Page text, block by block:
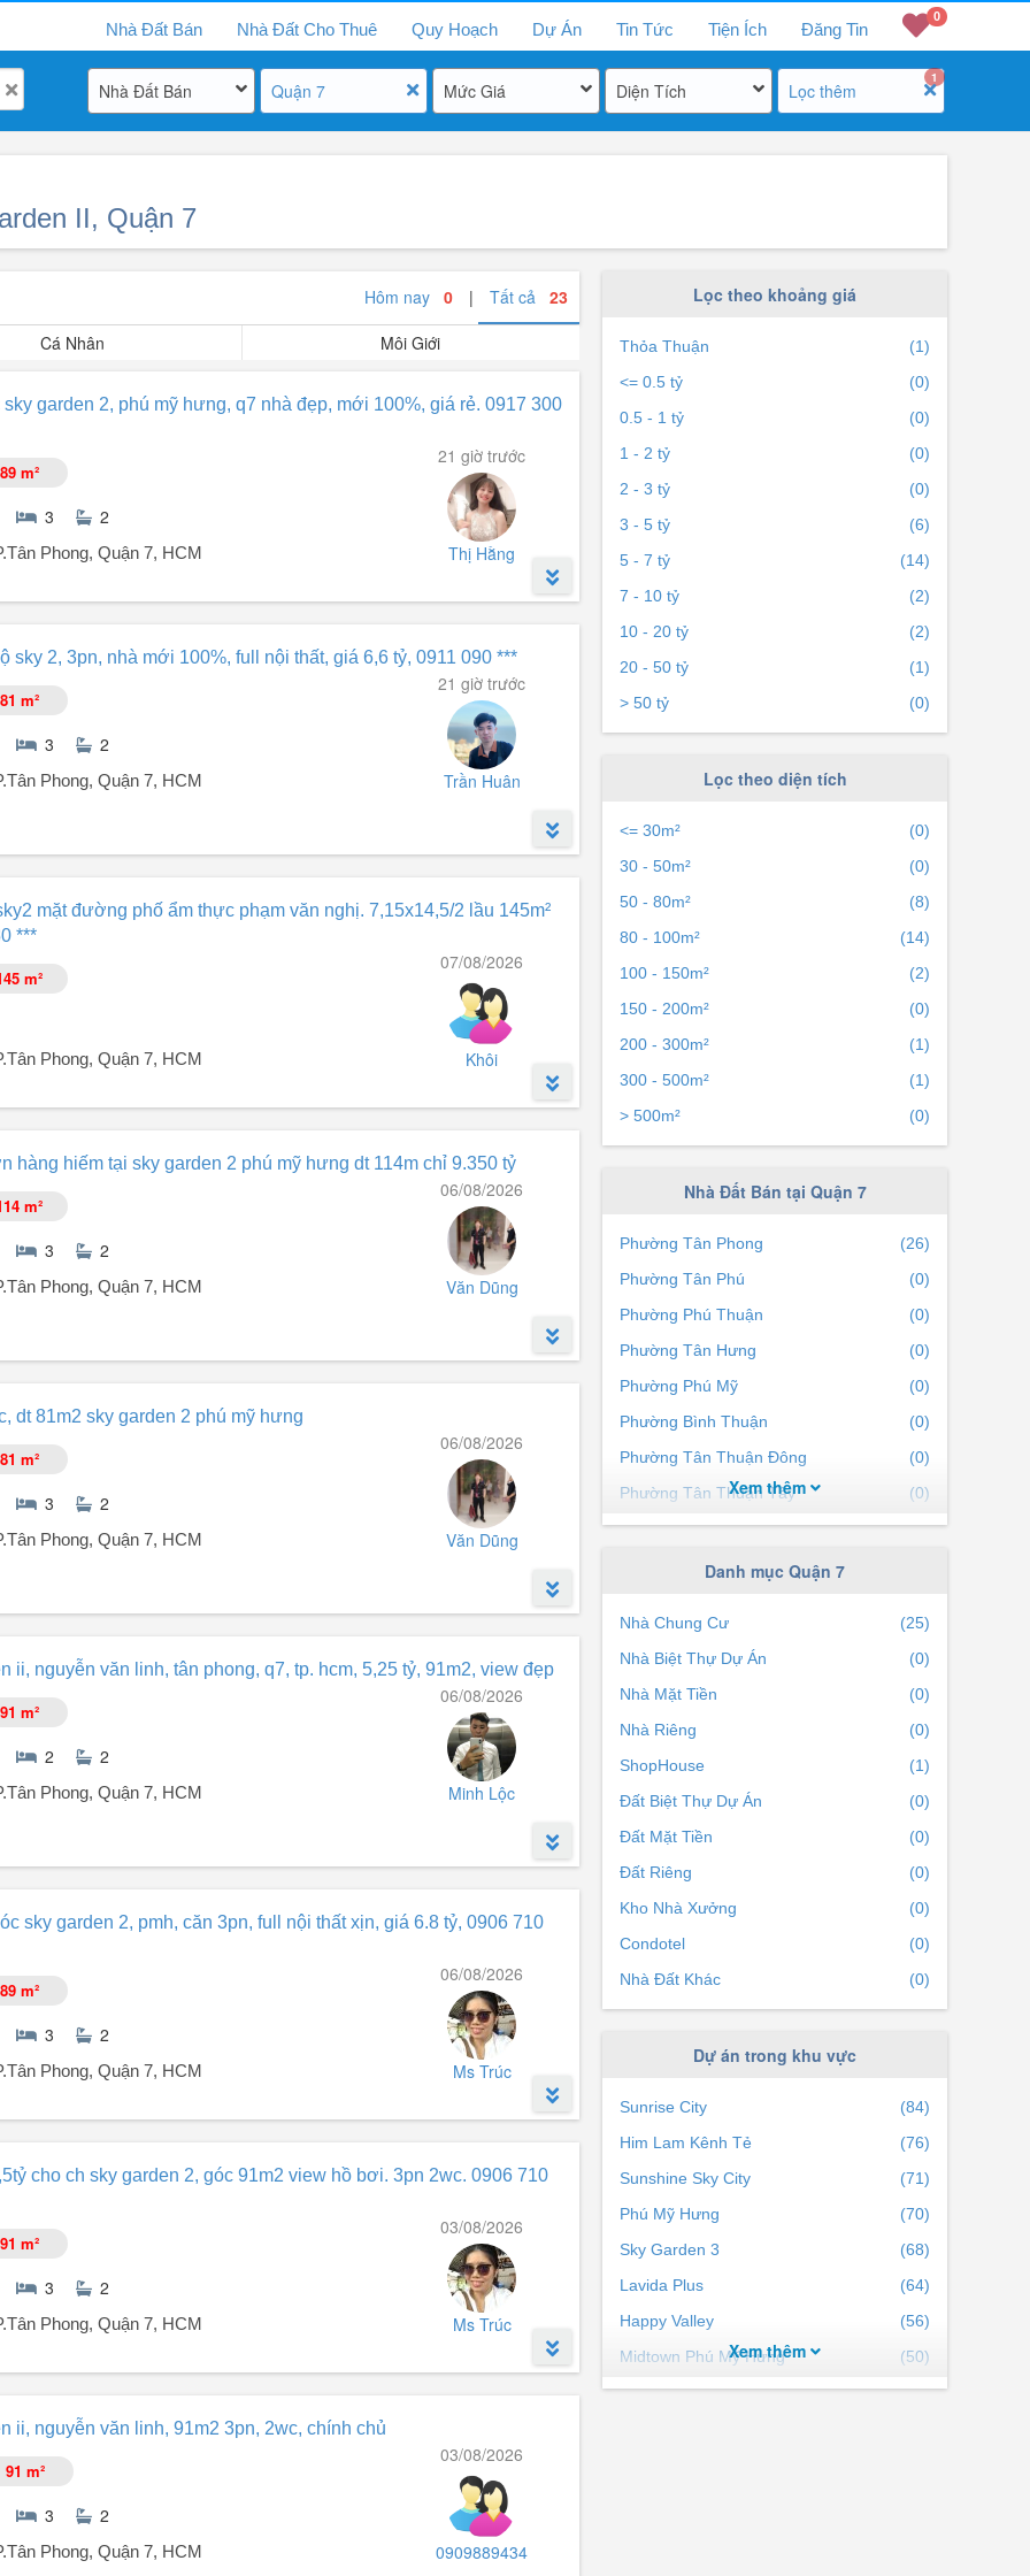
Nhà Đất Bán Nhà Đất Cho Thuê Quy Hoạch Dự Án Tin Tức Tiện Ích Đăng Tin
0
Nhà Đất Bán Quận 7 Mức Giá Diện Tích
1
Lọc thêm
II, Quận 7
Hôm nay 0 | Tất cả 23
Cá Nhân Môi Giới
garden 2, phú mỹ hưng, q7 nhà đẹp, mới 100%, giá rẻ. 0917 300
21 giờ trước
Thị Hằng
89 m²
3 2
Phong, Quận 7, HCM
- Quận 7.
sky 2, 3pn, nhà mới 100%, full nội thất, giá 6,6 tỷ, 0911 090 ***
21 giờ trước
Trần Huân
81 m²
3 2
Phong, Quận 7, HCM
Quận 7.
mặt đường phố ẩm thực phạm văn nghị. 7,15x14,5/2 lầu 145m²
***
07/08/2026
Khôi
m²
Phong, Quận 7, HCM
Thực Phú Mỹ Hưng, Q7).
hàng hiếm tại sky garden 2 phú mỹ hưng dt 114m chỉ 9.350 tỷ
06/08/2026
Văn Dũng
m²
3 2
Phong, Quận 7, HCM
Hưng
dt 81m2 sky garden 2 phú mỹ hưng
06/08/2026
Văn Dũng
81 m²
3 2
Phong, Quận 7, HCM
Hưng.
ii, nguyễn văn linh, tân phong, q7, tp. hcm, 5,25 tỷ, 91m2, view đẹp
06/08/2026
Minh Lộc
91 m²
2 2
Phong, Quận 7, HCM
Hồ Chí Minh - quận 7, Hồ Chí Minh cũ là nơi lý tưởng cho cuộc sống hiện
yêu thích sự tiện nghi. Không chỉ có không gian sống rộng rãi 91m², mà
công Tây Bắc, giúp đón ánh sáng tự nhiên và gió mát. Pháp lý đầy đủ
sky garden 2, pmh, căn 3pn, full nội thất xịn, giá 6.8 tỷ, 0906 710
06/08/2026
Ms Trúc
89 m²
3 2
Phong, Quận 7, HCM
7. Căn hộ 3PN, 2WC, căn góc lầu 8, view Tây Nam, cửa Đông. Nội thất
ổn định lâu dài. Giá bán: 6,8 tỷ. Liên hệ: - Kim Trúc, xem nhà 24/7.
cho ch sky garden 2, góc 91m2 view hồ bơi. 3pn 2wc. 0906 710
03/08/2026
Ms Trúc
91 m²
3 2
Phong, Quận 7, HCM
ii, nguyễn văn linh, 91m2 3pn, 2wc, chính chủ
03/08/2026
0909889434
91 m²
3 2
Phong, Quận 7, HCM
Lọc theo khoảng giá
Thỏa Thuận
(1)
<= 0.5 tỷ
(0)
0.5 - 1 tỷ
(0)
1 - 2 tỷ
(0)
2 - 3 tỷ
(0)
3 - 5 tỷ
(6)
5 - 7 tỷ
(14)
7 - 10 tỷ
(2)
10 - 20 tỷ
(2)
20 - 50 tỷ
(1)
> 50 tỷ
(0)
Lọc theo diện tích
<= 30m²
(0)
30 - 50m²
(0)
50 - 80m²
(8)
80 - 100m²
(14)
100 - 150m²
(2)
150 - 200m²
(0)
200 - 300m²
(1)
300 - 500m²
(1)
> 500m²
(0)
Nhà Đất Bán tại Quận 7
Phường Tân Phong
(26)
Phường Tân Phú
(0)
Phường Phú Thuận
(0)
Phường Tân Hưng
(0)
Phường Phú Mỹ
(0)
Phường Bình Thuận
(0)
Phường Tân Thuận Đông
(0)
Phường Tân Thuận Tây
(0)
Phường Tân Quy
(0)
Phường Tân Kiểng
Xem thêm
Danh mục Quận 7
Nhà Chung Cư
(25)
Nhà Biệt Thự Dự Án
(0)
Nhà Mặt Tiền
(0)
Nhà Riêng
(0)
ShopHouse
(1)
Đất Biệt Thự Dự Án
(0)
Đất Mặt Tiền
(0)
Đất Riêng
(0)
Kho Nhà Xưởng
(0)
Condotel
(0)
Nhà Đất Khác
(0)
Dự án trong khu vực
Sunrise City
(84)
Him Lam Kênh Tẻ
(76)
Sunshine Sky City
(71)
Phú Mỹ Hưng
(70)
Sky Garden 3
(68)
Lavida Plus
(64)
Happy Valley
(56)
Midtown Phú Mỹ Hưng
(50)
Jamona City
(50)
Xem thêm